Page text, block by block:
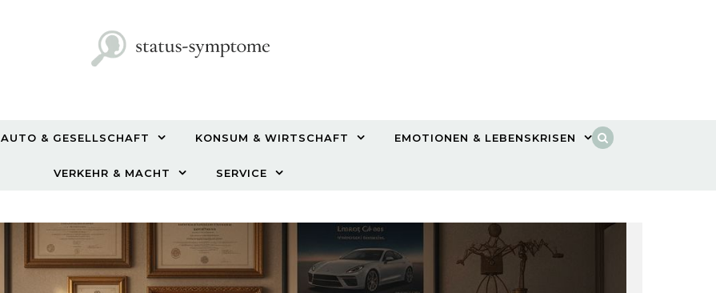
AUTO & GESELLSCHAFT KONSUM & WIRTSCHAFT EMOTIONEN & LEBENSKRISEN
VERKEHR & MACHT SERVICE